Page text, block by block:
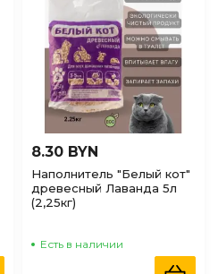
8.30 BYN
Наполнитель "Белый кот"
древесный Лаванда 5л
(2,25кг)
Есть в наличии